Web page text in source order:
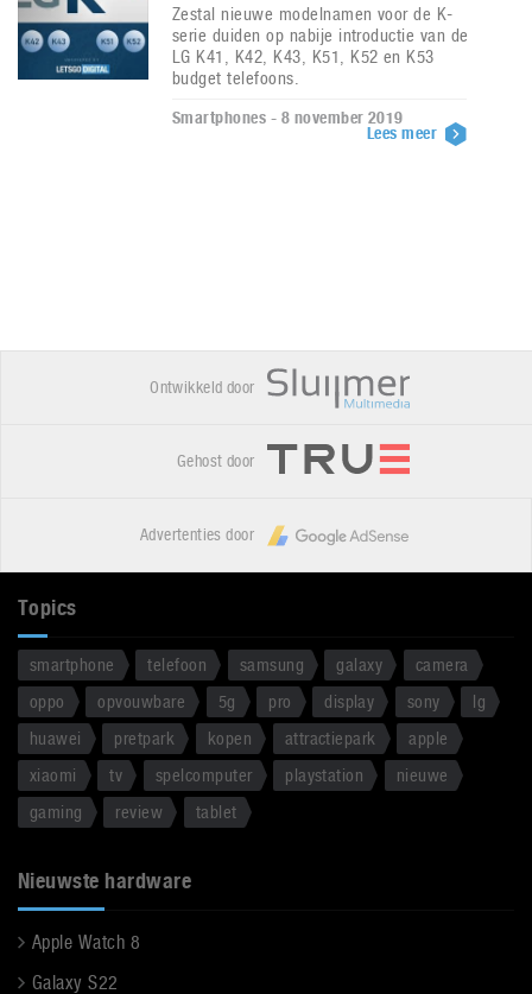
Zestal nieuwe modelnamen voor de K-
serie duiden op nabije introductie van de
LG K41, K42, K43, K51, K52 en K53
budget telefoons.
Smartphones - 8 november 2019
Lees meer
Ontwikkeld door
Gehost door
Advertenties door
Topics
smartphone telefoon samsung galaxy
camera
oppo
opvouwbare 5g pro display sony
lg
huawei
pretpark kopen attractiepark
apple
xiaomi
tv spelcomputer playstation
nieuwe
gaming
review tablet
Nieuwste hardware
Apple Watch 8
Galaxy S22